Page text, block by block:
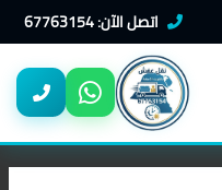
اتصل الآن: 67763154